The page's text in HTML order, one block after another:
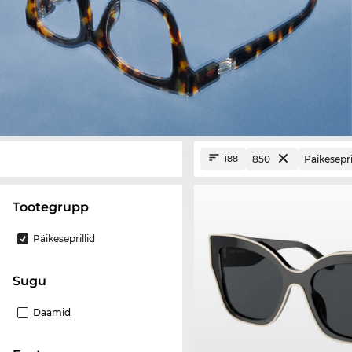
Tootegrupp
Päikeseprillid
Sugu
Daamid
188 850